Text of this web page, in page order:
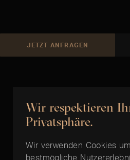
JETZT ANFRAGEN
ARTIKEL FÜR SIE
Zur
Wir respektieren
Privatsphäre.
Wir verwenden Cookies
bestmögliche